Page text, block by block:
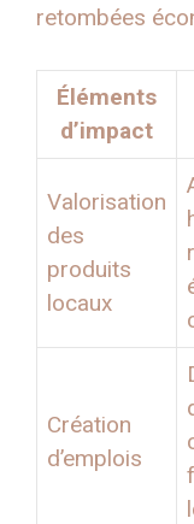
retombées
Éléments
d’impact
Valorisation
des
produits
locaux
Création
d’emplois